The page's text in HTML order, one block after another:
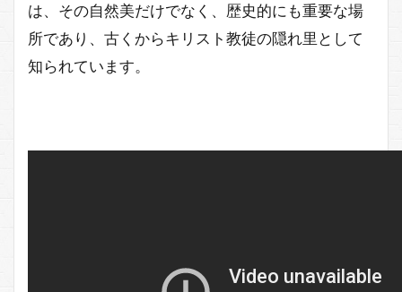
は、その自然美だけでなく、歴史的にも重要な場
所であり、古くからキリスト教徒の隠れ里として
知られています。